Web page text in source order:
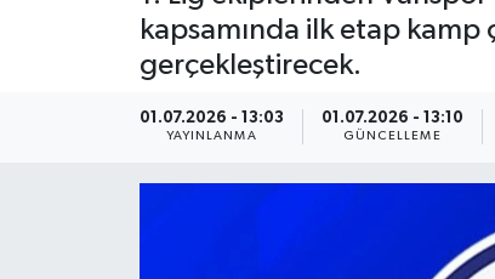
kapsamında ilk etap kamp
gerçekleştirecek.
01.07.2026 - 13:03
YAYINLANMA
01.07.2026 - 13:10
GÜNCELLEME
Advertising news
Canlı Maç
Haber Arşivi